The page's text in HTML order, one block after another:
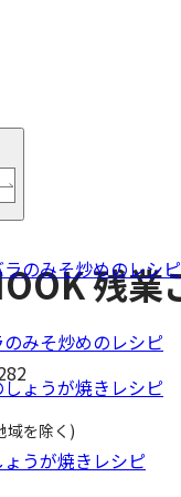
残業
域を除く)
みそ炒めのレシピ
うが焼きレシピ